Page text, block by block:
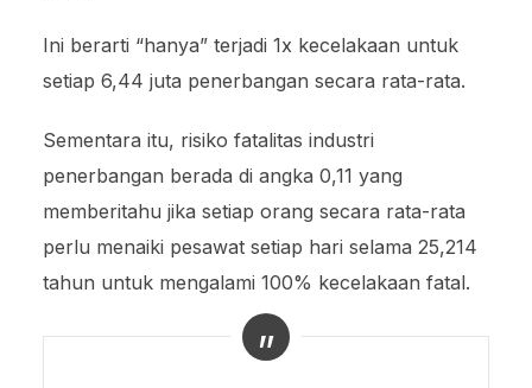
Ini berarti “hanya” terjadi 1x kecelakaan untuk
setiap 6,44 juta penerbangan secara rata-rata.
Sementara itu, risiko fatalitas industri
penerbangan berada di angka 0,11 yang
memberitahu jika setiap orang secara rata-rata
perlu menaiki pesawat setiap hari selama 25,214
tahun untuk mengalami 100% kecelakaan fatal.